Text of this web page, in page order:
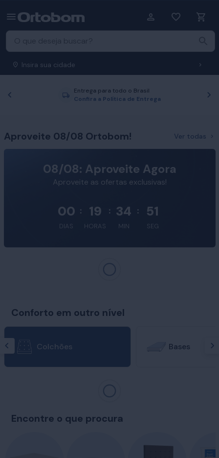
Insira sua cidade
Entrega para todo o Brasil
Confira a Política de Entrega
Anterior
Aproveite 08/08 Ortobom! Ver todas
08/08: Aproveite Agora
Aproveite as ofertas exclusivas!
00
DIAS
: 19
HORAS
: 34
MIN
: 50
SEG
Conforto em outro nível
Colchões Bases
Encontre o que procura